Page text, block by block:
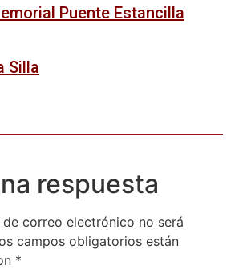
Puente Estancilla
Silla
respuesta
correo electrónico no será
campos obligatorios están
*